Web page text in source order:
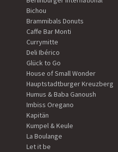
Bichou
Brammibals Donuts
Caffe Bar Monti
Currymitte
Deli Ibérico
Glück to Go
House of Small Wonder
Hauptstadtburger Kreuzberg
Humus & Baba Ganoush
Imbiss Oregano
Kapitän
Kumpel & Keule
La Boulange
Let it be